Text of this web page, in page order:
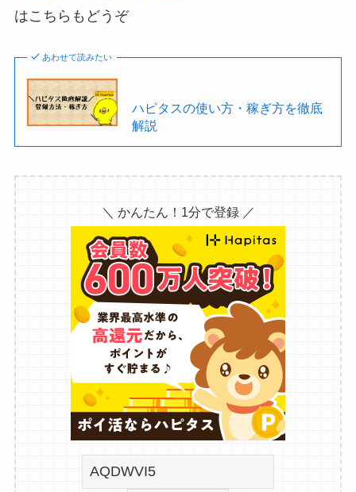
はこちらもどうぞ
あわせて読みたい
ハピタスの使い方・稼ぎ方を徹底
解説
＼ かんたん！1分で登録 ／